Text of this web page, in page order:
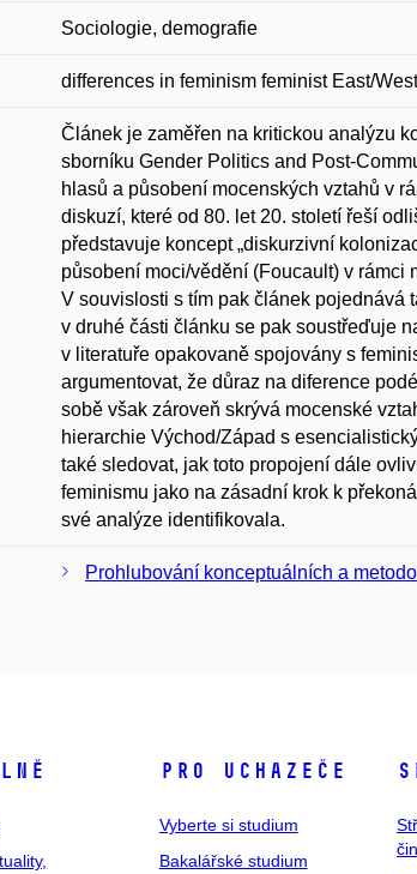
Sociologie, demografie
differences in feminism feminist East/
Článek je zaměřen na kritickou analýzu
sborníku Gender Politics and Post-
hlasů a působení mocenských vztahů v
diskuzí, které od 80. let 20. století řeší
představuje koncept „diskurzivní
působení moci/vědění (Foucault) v rámci
V souvislosti s tím pak článek pojednává
v druhé části článku se pak soustřeďuje
v literatuře opakovaně spojovány s
argumentovat, že důraz na diference
sobě však zároveň skrývá mocenské
hierarchie Východ/Západ s
také sledovat, jak toto propojení dále
feminismu jako na zásadní krok k
své analýze identifikovala.
Prohlubování konceptuálních a
Pro uchazeče
Vyberte si studium
Bakalářské studium